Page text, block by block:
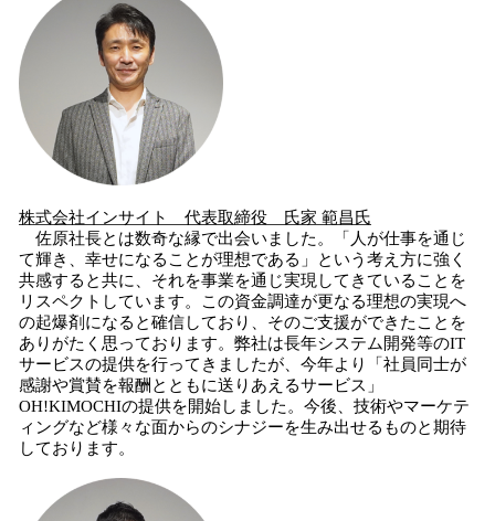
株式会社インサイト 代表取締役 氏家 範昌 氏
佐原社長とは数奇な縁で出会いました。「人が仕事を通じ
て輝き、幸せになることが理想である」という考え方に強く
共感すると共に、それを事業を通じ実現してきていることを
リスペクトしています。この資金調達が更なる理想の実現へ
の起爆剤になると確信しており、そのご支援ができたことを
ありがたく思っております。弊社は長年システム開発等のIT
サービスの提供を行ってきましたが、今年より「社員同士が
感謝や賞賛を報酬とともに送りあえるサービス」
OH!KIMOCHIの提供を開始しました。今後、技術やマーケテ
ィングなど様々な面からのシナジーを生み出せるものと期待
しております。